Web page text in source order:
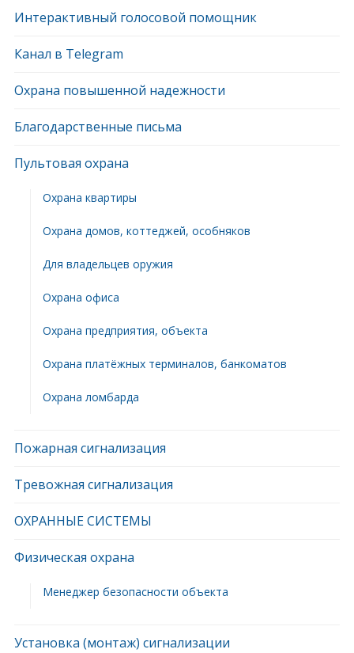
Интерактивный голосовой помощник
Канал в Telegram
Охрана повышенной надежности
Благодарственные письма
Пультовая охрана
Охрана квартиры
Охрана домов, коттеджей, особняков
Для владельцев оружия
Охрана офиса
Охрана предприятия, объекта
Охрана платёжных терминалов, банкоматов
Охрана ломбарда
Пожарная сигнализация
Тревожная сигнализация
ОХРАННЫЕ СИСТЕМЫ
Физическая охрана
Менеджер безопасности объекта
Установка (монтаж) сигнализации